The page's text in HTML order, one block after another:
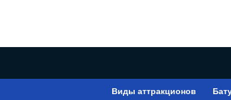
Виды аттракционов